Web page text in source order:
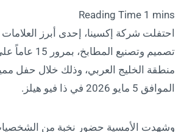
احتفلت شركة إكسينا، إحدى أبرز
تصميم وتصنيع
منطقة الخليج العربي، وذلك خلال حفل
الموافق 5 مايو 2026 في ذا فيو هيلز.
وشهدت الأمسية حضور نخبة من